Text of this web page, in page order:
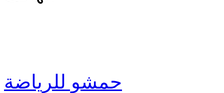
حمشو للرياضة